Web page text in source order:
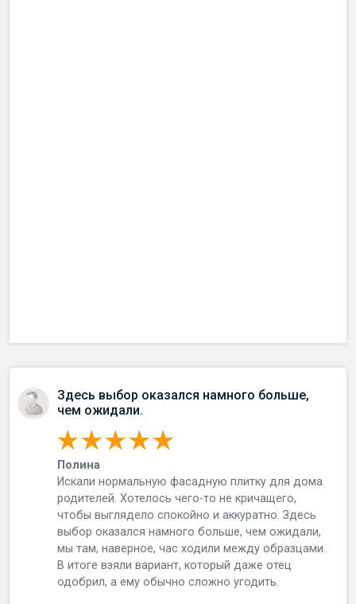
Здесь выбор оказался намного больше,
чем ожидали.
Полина
Искали нормальную фасадную плитку для дома
родителей. Хотелось чего-то не кричащего,
чтобы выглядело спокойно и аккуратно. Здесь
выбор оказался намного больше, чем ожидали,
мы там, наверное, час ходили между образцами.
В итоге взяли вариант, который даже отец
одобрил, а ему обычно сложно угодить.